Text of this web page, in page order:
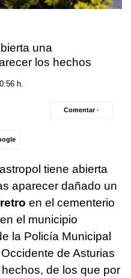
una
los hechos
h.
Comentar ·
tiene abierta
aparecer dañado un
en el cementerio
el municipio
la Policía Municipal
de Asturias
de los que por